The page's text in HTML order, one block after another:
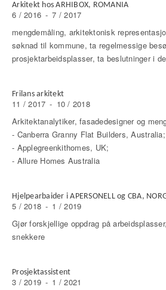
Arkitekt hos ARHIBOX, ROMANIA
6 / 2016 - 7 / 2017
mengdemåling, arkitektonisk
søknad til kommune, ta regelmessige
prosjektarbeidsplasser, ta beslutninger i
Frilans arkitekt
11 / 2017 - 10 / 2018
Arkitektanalytiker, fasadedesigner og
- Canberra Granny Flat Builders, Australia;
- Applegreenkithomes, UK;
- Allure Homes Australia
Hjelpearbaider i APERSONELL og CBA,
5 / 2018 - 1 / 2019
Gjør forskjellige oppdrag på
snekkere
Prosjektassistent
3 / 2019 - 1 / 2021